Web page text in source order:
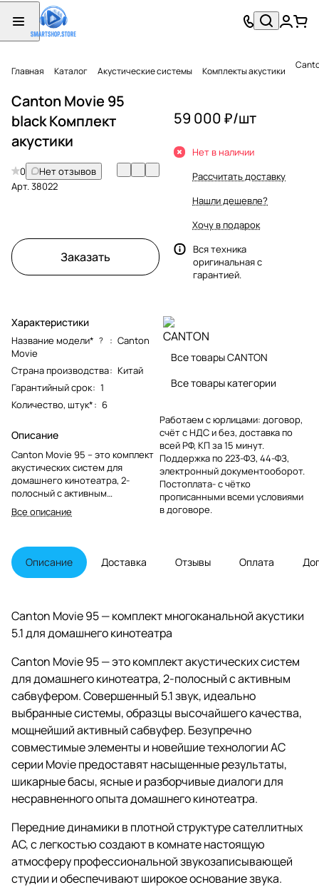
Главная Каталог Акустические системы Комплекты акустики
Canton Movie 95
black Комплект
акустики
0
Нет отзывов
Арт.38022
Заказать
Характеристики
Название модели* ? : Canton
Movie
Страна производства: Китай
Гарантийный срок: 1
Количество, штук*: 6
Описание
Canton Movie 95 – это комплект
акустических систем для
домашнего кинотеатра, 2-
полосный с активным
сабвуфером, цвет черный.
Все описание
59 000 ₽/шт
Нет в наличии
Рассчитать доставку
Нашли дешевле?
Хочу в подарок
Вся техника
оригинальная с
гарантией.
Все товары CANTON
Все товары категории
Работаем с юрлицами: договор,
счёт с НДС и без, доставка по
всей РФ, КП за 15 минут.
Поддержка по 223-ФЗ, 44-ФЗ,
электронный документооборот.
Постоплата- с чётко
прописанными всеми условиями
в договоре.
Описание Доставка Отзывы Оплата
Canton Movie 95 — комплект многоканальной акустики
5.1 для домашнего кинотеатра
Canton Movie 95 — это комплект акустических систем
для домашнего кинотеатра, 2-полосный с активным
сабвуфером. Совершенный 5.1 звук, идеально
выбранные системы, образцы высочайшего качества,
мощнейший активный сабвуфер. Безупречно
совместимые элементы и новейшие технологии АС
серии Movie предоставят насыщенные результаты,
шикарные басы, ясные и разборчивые диалоги для
несравненного опыта домашнего кинотеатра.
Передние динамики в плотной структуре сателлитных
АС, с легкостью создают в комнате настоящую
атмосферу профессиональной звукозаписывающей
студии и обеспечивают широкое основание звука.